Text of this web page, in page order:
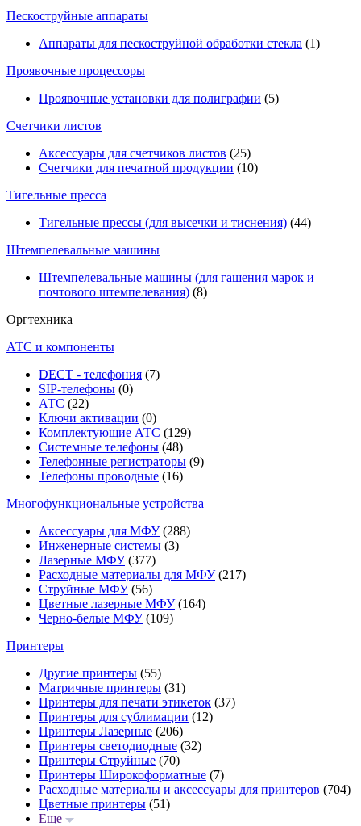
Пескоструйные аппараты
Аппараты для пескоструйной обработки стекла (1)
Проявочные процессоры
Проявочные установки для полиграфии (5)
Счетчики листов
Аксессуары для счетчиков листов (25)
Счетчики для печатной продукции (10)
Тигельные пресса
Тигельные прессы (для высечки и тиснения) (44)
Штемпелевальные машины
Штемпелевальные машины (для гашения марок и
почтового штемпелевания) (8)
Оргтехника
АТС и компоненты
DECT - телефония (7)
SIP-телефоны (0)
АТС (22)
Ключи активации (0)
Комплектующие АТС (129)
Системные телефоны (48)
Телефонные регистраторы (9)
Телефоны проводные (16)
Многофункциональные устройства
Аксессуары для МФУ(288)
Инженерные системы (3)
Лазерные МФУ(377)
Расходные материалы для МФУ(217)
Струйные МФУ(56)
Цветные лазерные МФУ(164)
Черно-белые МФУ(109)
Принтеры
Другие принтеры (55)
Матричные принтеры (31)
Принтеры для печати этикеток (37)
Принтеры для сублимации (12)
Принтеры Лазерные (206)
Принтеры светодиодные (32)
Принтеры Струйные (70)
Принтеры Широкоформатные (7)
Расходные материалы и аксессуары для принтеров (704)
Цветные принтеры (51)
Еще